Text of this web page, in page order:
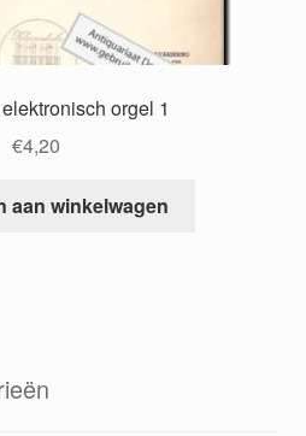
orgel 1
€4,20
aan winkelwagen